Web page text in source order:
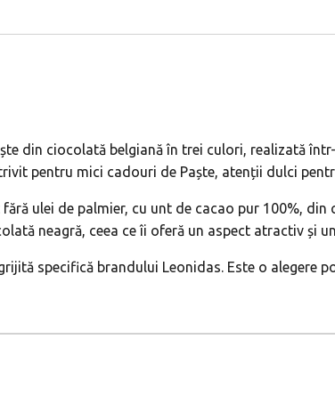
din ciocolată belgiană în trei culori, realizată
pentru mici cadouri de Paște, atenții dulci
ulei de palmier, cu unt de cacao pur 100%,
neagră, ceea ce îi oferă un aspect atractiv și
specifică brandului Leonidas. Este o alegere